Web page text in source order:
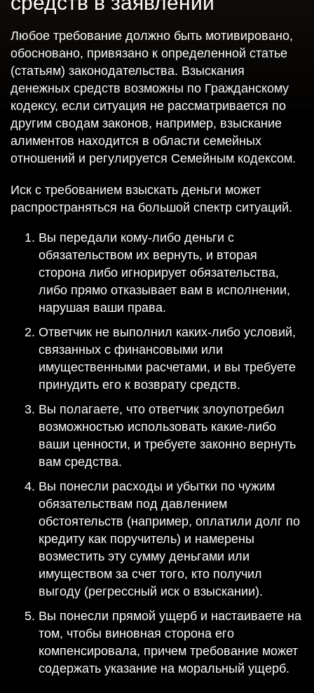
Любое требование должно быть мотивировано,
обосновано, привязано к определенной статье
(статьям) законодательства. Взыскания
денежных средств возможны по Гражданскому
кодексу, если ситуация не рассматривается по
другим сводам законов, например, взыскание
алиментов находится в области семейных
отношений и регулируется Семейным кодексом.
Иск с требованием взыскать деньги может
распространяться на большой спектр ситуаций.
Вы передали кому-либо деньги с
обязательством их вернуть, и вторая
сторона либо игнорирует обязательства,
либо прямо отказывает вам в исполнении,
нарушая ваши права.
Ответчик не выполнил каких-либо условий,
связанных с финансовыми или
имущественными расчетами, и вы требуете
принудить его к возврату средств.
Вы полагаете, что ответчик злоупотребил
возможностью использовать какие-либо
ваши ценности, и требуете законно вернуть
вам средства.
Вы понесли расходы и убытки по чужим
обязательствам под давлением
обстоятельств (например, оплатили долг по
кредиту как поручитель) и намерены
возместить эту сумму деньгами или
имуществом за счет того, кто получил
выгоду (регрессный иск о взыскании).
Вы понесли прямой ущерб и настаиваете на
том, чтобы виновная сторона его
компенсировала, причем требование может
содержать указание на моральный ущерб.